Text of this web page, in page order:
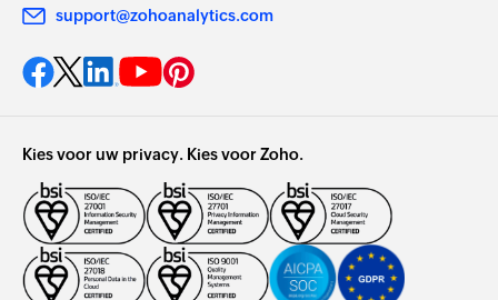
support@zohoanalytics.com
Kies voor uw privacy. Kies voor Zoho.